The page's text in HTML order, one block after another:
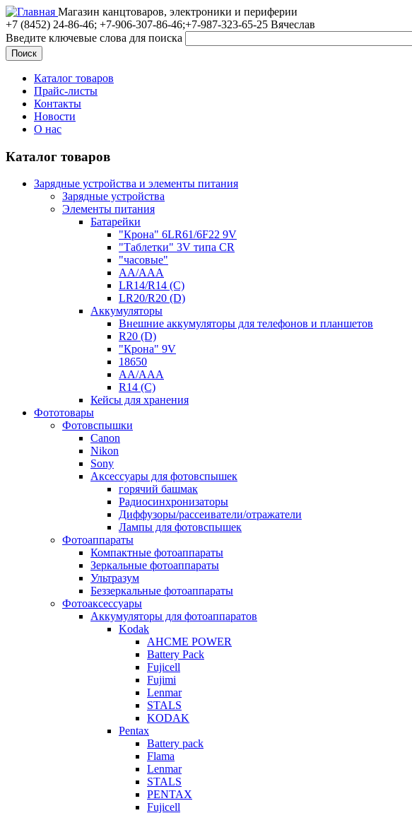
Магазин канцтоваров, электроники и периферии
+7 (8452) 24-86-46; +7-906-307-86-46;+7-987-323-65-25 Вячеслав
Введите ключевые слова для поиска
Каталог товаров
Прайс-листы
Контакты
Новости
О нас
Каталог товаров
Зарядные устройства и элементы питания
Зарядные устройства
Элементы питания
Батарейки
"Крона" 6LR61/6F22 9V
"Таблетки" 3V типа CR
"часовые"
AA/AAA
LR14/R14 (C)
LR20/R20 (D)
Аккумуляторы
Внешние аккумуляторы для телефонов и планшетов
R20 (D)
"Крона" 9V
18650
AA/AAA
R14 (C)
Кейсы для хранения
Фототовары
Фотовспышки
Canon
Nikon
Sony
Аксессуары для фотовспышек
горячий башмак
Радиосинхронизаторы
Диффузоры/рассеиватели/отражатели
Лампы для фотовспышек
Фотоаппараты
Компактные фотоаппараты
Зеркальные фотоаппараты
Ультразум
Беззеркальные фотоаппараты
Фотоаксессуары
Аккумуляторы для фотоаппаратов
Kodak
AHCME POWER
Battery Pack
Fujicell
Fujimi
Lenmar
STALS
KODAK
Pentax
Battery pack
Flama
Lenmar
STALS
PENTAX
Fujicell